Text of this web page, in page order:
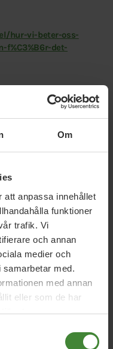
Om
att anpassa innehållet
funktioner
trafik. Vi
och annan
medier och
med.
med annan
eller som de har
hur-vi-beter-oss-
f%C3%B6r-det-
på